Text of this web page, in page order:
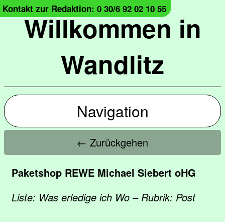
Willkommen in
Wandlitz
Kontakt zur Redaktion: 0 30/6 92 02 10 55
Navigation
← Zurückgehen
Paketshop REWE Michael Siebert oHG
Liste: Was erledige ich Wo – Rubrik: Post